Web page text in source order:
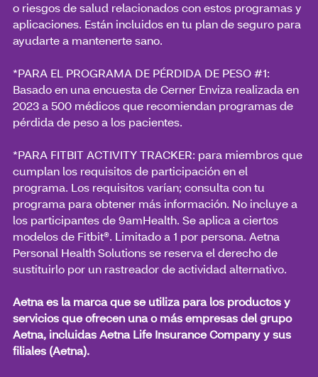
o riesgos de salud relacionados con estos programas y
aplicaciones. Están incluidos en tu plan de seguro para
ayudarte a mantenerte sano.
*PARA EL PROGRAMA DE PÉRDIDA DE PESO #1:
Basado en una encuesta de Cerner Enviza realizada en
2023 a 500 médicos que recomiendan programas de
pérdida de peso a los pacientes.
*PARA FITBIT ACTIVITY TRACKER: para miembros que
cumplan los requisitos de participación en el
programa. Los requisitos varían; consulta con tu
programa para obtener más información. No incluye a
los participantes de 9amHealth. Se aplica a ciertos
modelos de Fitbit®. Limitado a 1 por persona. Aetna
Personal Health Solutions se reserva el derecho de
sustituirlo por un rastreador de actividad alternativo.
Aetna es la marca que se utiliza para los productos y
servicios que ofrecen una o más empresas del grupo
Aetna, incluidas Aetna Life Insurance Company y sus
filiales (Aetna).